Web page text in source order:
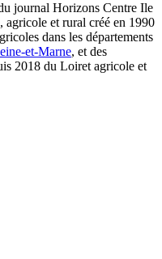
journal Horizons Centre Ile
agricole et rural créé en 1990
dans les départements
et-Marne, et des
2018 du Loiret agricole et